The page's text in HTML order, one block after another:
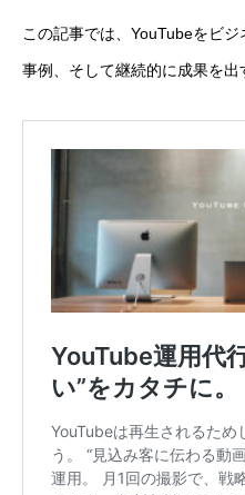
この記事では、YouTubeをビ
事例、そして継続的に成果を出